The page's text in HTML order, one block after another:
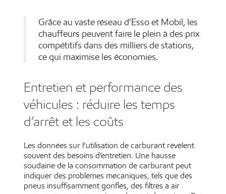
Grâce au vaste réseau d’Esso et Mobil, les
chauffeurs peuvent faire le plein à des prix
compétitifs dans des milliers de stations,
ce qui maximise les économies.
Entretien et performance des
véhicules : réduire les temps
d’arrêt et les coûts
Les données sur l’utilisation de carburant révèlent
souvent des besoins d’entretien. Une hausse
soudaine de la consommation de carburant peut
indiquer des problèmes mécaniques, tels que des
pneus insuffisamment gonflés, des filtres à air